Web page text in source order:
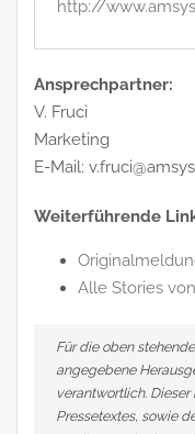
http://
Ansprechpartner:
V. Fruci
Marketing
E-Mail:
Weiterführende
Alle Stories
Für die oben
angegebene
verantwortlich.
Pressetextes, sowie